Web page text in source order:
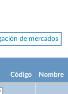
de mercados
Código Nombre